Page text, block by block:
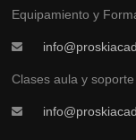
Equipamiento y
Clases aula y